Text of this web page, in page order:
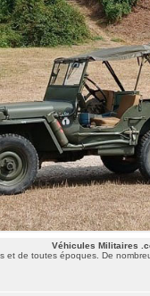
Véhicules Militaires
de toutes époques. De